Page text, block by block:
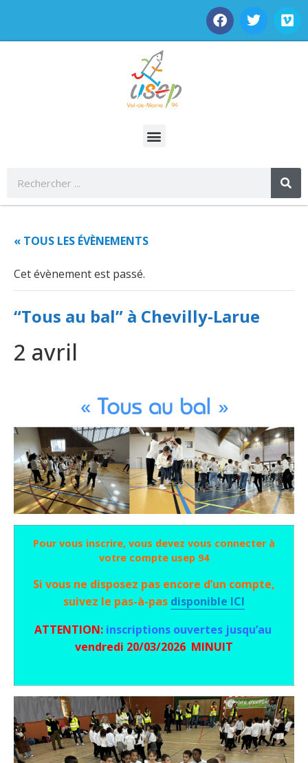
« TOUS LES ÉVÈNEMENTS
Cet évènement est passé.
“Tous au bal” à Chevilly-Larue
2 avril
Pour vous inscrire, vous devez vous connecter à
votre compte usep 94
Si vous ne disposez pas encore d’un compte,
suivez le pas-à-pas disponible ICI
ATTENTION: inscriptions ouvertes jusqu’au
vendredi 20/03/2026 MINUIT